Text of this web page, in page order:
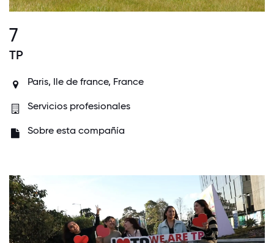
7
TP
Paris, Ile de france, France
Servicios profesionales
Sobre esta compañía